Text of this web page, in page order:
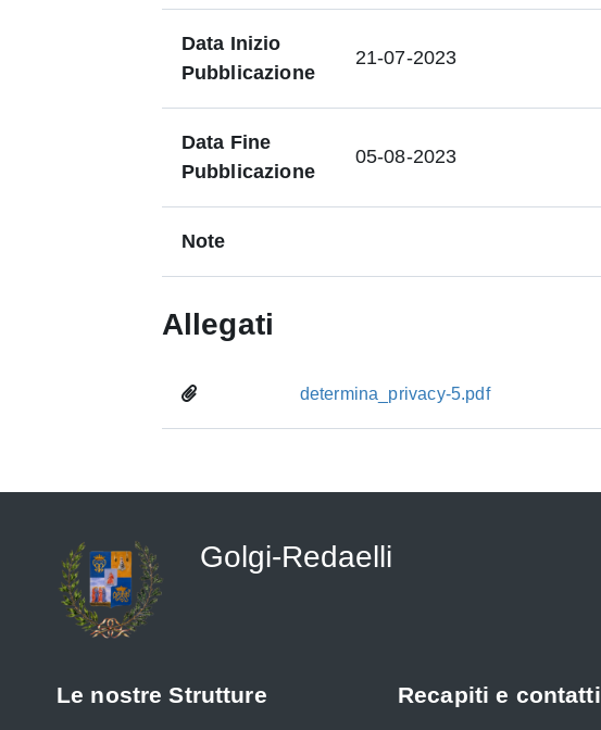
Data Inizio
Pubblicazione
21-07-2023
Data Fine
Pubblicazione
05-08-2023
Note
Allegati
determina_privacy-5.pdf
Golgi-Redaelli
Le nostre Strutture Recapiti e contatti